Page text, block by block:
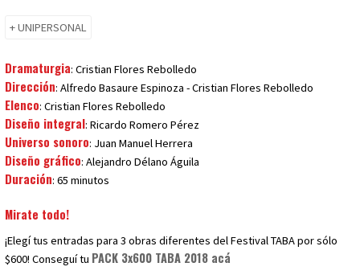
+ UNIPERSONAL
Dramaturgia: Cristian Flores Rebolledo
Dirección: Alfredo Basaure Espinoza - Cristian Flores Rebolledo
Elenco: Cristian Flores Rebolledo
Diseño integral: Ricardo Romero Pérez
Universo sonoro: Juan Manuel Herrera
Diseño gráfico: Alejandro Délano Águila
Duración: 65 minutos
Mirate todo!
¡Elegí tus entradas para 3 obras diferentes del Festival TABA por sólo
$600! Conseguí tu PACK 3x600 TABA 2018 acá